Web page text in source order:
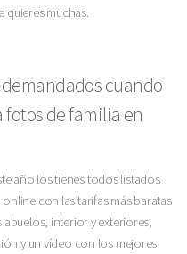
quieres muchas.
demandados cuando
de familia en
año los tienes todos listados
con las tarifas más baratas
abuelos, interior y exteriores,
y un vídeo con los mejores